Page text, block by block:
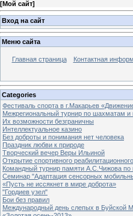
[Мой сайт]
Вход на сайт
Меню сайта
Главная страница Контактная
Categories
Фестиваль спорта в г.Макарьев
Межрегиональный турнир по шахматам
Их возможности безграничны
Интеллектуальное казино
Без доброты и понимания нет человека
Праздник любви к природе
Творческий вечер Веры Ильиной
Открытие спортивного
Командный турнир памяти А.С.Чижова
Семинар "Адаптация сенсорных
«Пусть не иссякнет в мире доброта»
"Гордиев узел"
Бои без правил
Международный день слепых в